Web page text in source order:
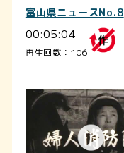
富山県ニュースNo.8
00:05:04
再生回数：106